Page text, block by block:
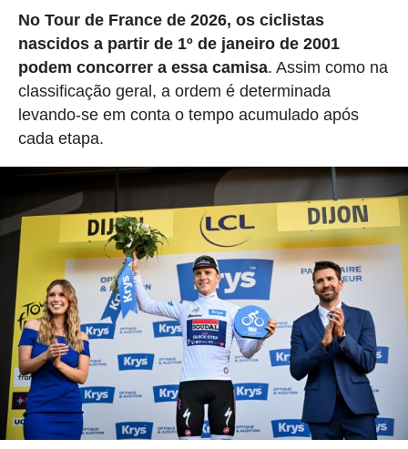
No Tour de France de 2026, os ciclistas
nascidos a partir de 1º de janeiro de 2001
podem concorrer a essa camisa. Assim como na
classificação geral, a ordem é determinada
levando-se em conta o tempo acumulado após
cada etapa.